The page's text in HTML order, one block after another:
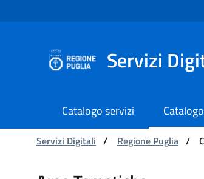
Navigazione
Servizi
Catalogo servizi
Ti trovi in:
Servizi Digitali / Regione Puglia /